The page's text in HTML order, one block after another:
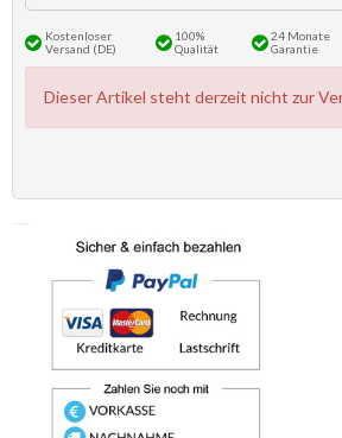
Kostenloser
Versand (DE)
100%
Qualität
24 Monate
Garantie
Dieser Artikel steht derzeit nicht zur